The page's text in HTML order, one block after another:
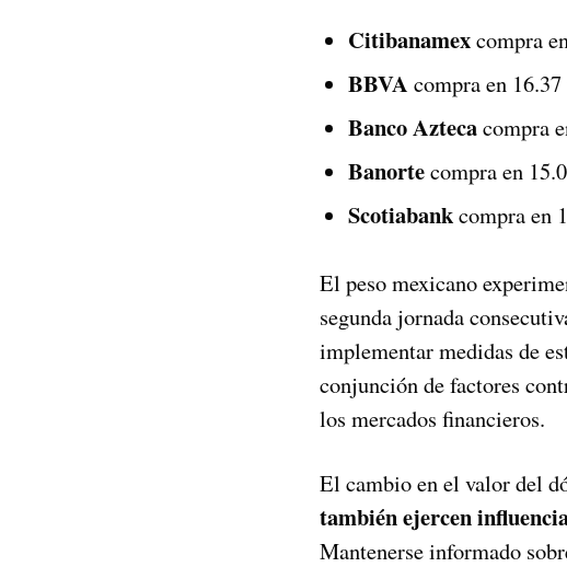
Citibanamexcompra
BBVA compra en
Banco Aztecacompra
Banortecompra en
Scotiabankcompra en
El peso mexicano
segunda jornada
implementar medidas de
conjunción de factores
los mercados financieros.
El cambio en el valor del
también ejercen
Mantenerse informado